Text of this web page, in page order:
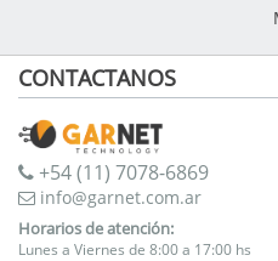
CONTACTANOS
+54 (11) 7078-6869
info@garnet.com.ar
Horarios de atención:
Lunes a Viernes de 8:00 a 17:00 hs